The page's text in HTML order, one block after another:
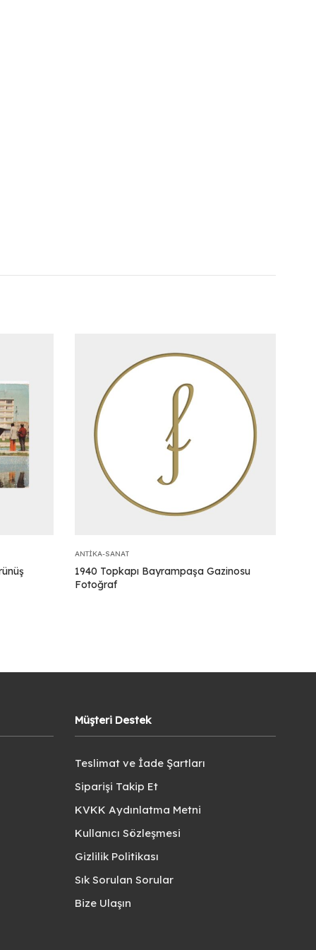
ANTIKA-SANAT
1940 Topkapı Bayrampaşa Gazinosu
Fotoğraf
Müşteri Destek
Teslimat ve İade Şartları
Siparişi Takip Et
KVKK Aydınlatma Metni
Kullanıcı Sözleşmesi
Gizlilik Politikası
Sık Sorulan Sorular
Bize Ulaşın